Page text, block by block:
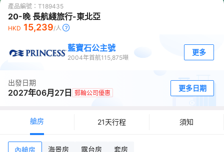
產品編號： T189435
20-晚 長航綫旅行-東北亞
HKD 15,239/人
藍寶石公主號
2004年首航115,875噸
更多
出發日期
2027年06月27日 郵輪公司優惠
更多日期
艙房 21天行程 須知
內艙房 海景房 露台房 套房